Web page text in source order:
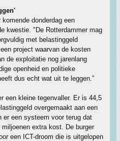
donderdag een
kwestie. "De Rotterdammer mag
met belastinggeld
project waarvan de kosten
de exploitatie nog jarenlang
openheid en politieke
dus echt wat uit te leggen.”
een kleine tegenvaller. Er is 44,5
overgemaakt aan een
er een systeem voor terug dat
extra kost. De burger
een ICT-droom die is uitgelopen